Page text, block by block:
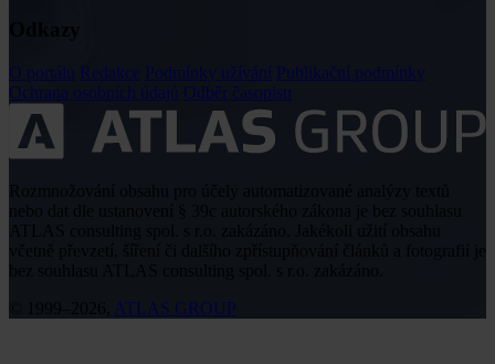
Odkazy
O portálu Redakce Podmínky užívání Publikační podmínky
Ochrana osobních údajů Odběr časopisu
včetně převzetí, šíření či dalšího zpřístupňování článků a fotografií je
ATLAS GROUP